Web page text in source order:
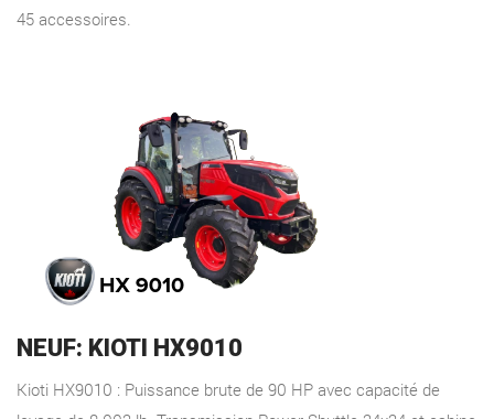
45 accessoires.
NEUF: KIOTI HX9010
Kioti HX9010 : Puissance brute de 90 HP avec capacité de